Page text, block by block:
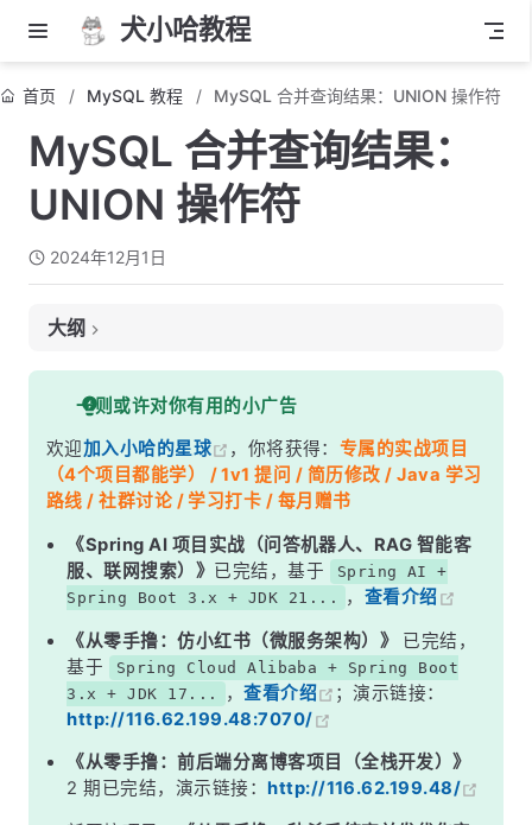
犬小哈教程
首页 MySQL 教程 MySQL 合并查询结果：UNION 操作符
MySQL 合并查询结果：
UNION 操作符
2024年12月1日
大纲
1. 基本语法
2. UNION 和 UNION ALL 的区别
3. 使用 UNION 进行条件查询
4. ORDER BY 和 UNION 配合使用
5. UNION 中的列类型要求
6. 实际应用场景
示例 2：将相似结构的多个表合并
7. 小结
一则或许对你有用的小广告
欢迎加入小哈的星球 ，你将获得： 专属的实战项目
（4个项目都能学） / 1v1 提问 / 简历修改 / Java 学习
路线 / 社群讨论 / 学习打卡 / 每月赠书
《Spring AI 项目实战（问答机器人、RAG 智能客
服、联网搜索）》 已完结，基于
Spring AI +
Spring Boot 3.x + JDK 21...
， 查看介绍
《从零手撸：仿小红书（微服务架构）》
已完结，
基于
Spring Cloud Alibaba + Spring Boot
3.x + JDK 17...
，查看介绍
；演示链接：
http://116.62.199.48:7070/
《从零手撸：前后端分离博客项目（全栈开发）》
2 期已完结，演示链接： http://116.62.199.48/